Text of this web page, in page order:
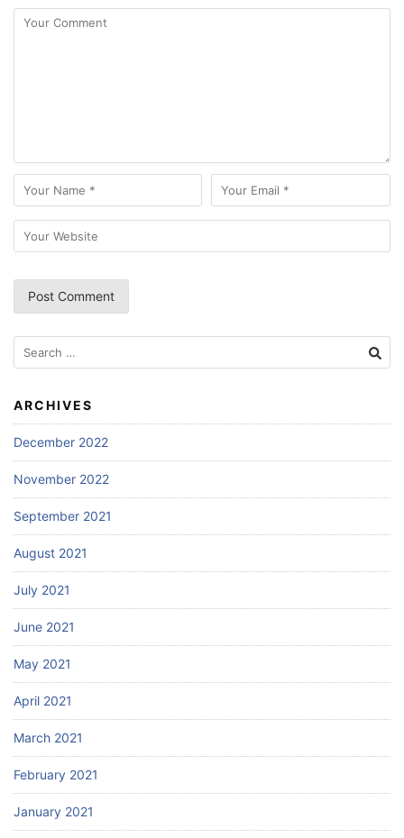
Search
for:
ARCHIVES
December 2022
November 2022
September 2021
August 2021
July 2021
June 2021
May 2021
April 2021
March 2021
February 2021
January 2021